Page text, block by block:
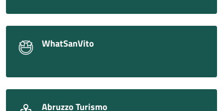
WhatSanVito
Abruzzo Turismo